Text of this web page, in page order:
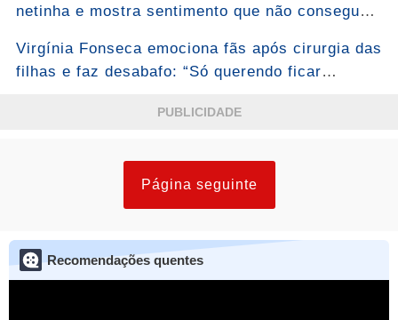
netinha e mostra sentimento que não consegue
Virgínia Fonseca emociona fãs após cirurgia das
filhas e faz desabafo: “Só querendo ficar
PUBLICIDADE
Página seguinte
Recomendações quentes